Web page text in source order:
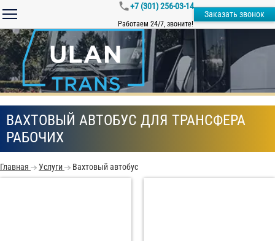
+7 (301) 256-03-14
Работаем 24/7, звоните!
Заказать звонок
ВАХТОВЫЙ АВТОБУС ДЛЯ ТРАНСФЕРА
РАБОЧИХ
Главная Услуги Вахтовый автобус